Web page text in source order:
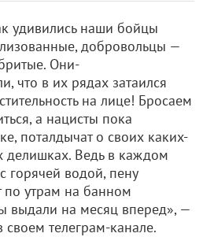
удивились наши бойцы
добровольцы —
Они-
что в их рядах затаился
на лице! Бросаем
а нацисты пока
поталдычат о своих каких-
делишках. Ведь в каждом
горячей водой, пену
утрам на банном
выдали на месяц вперед», —
телеграм-канале.